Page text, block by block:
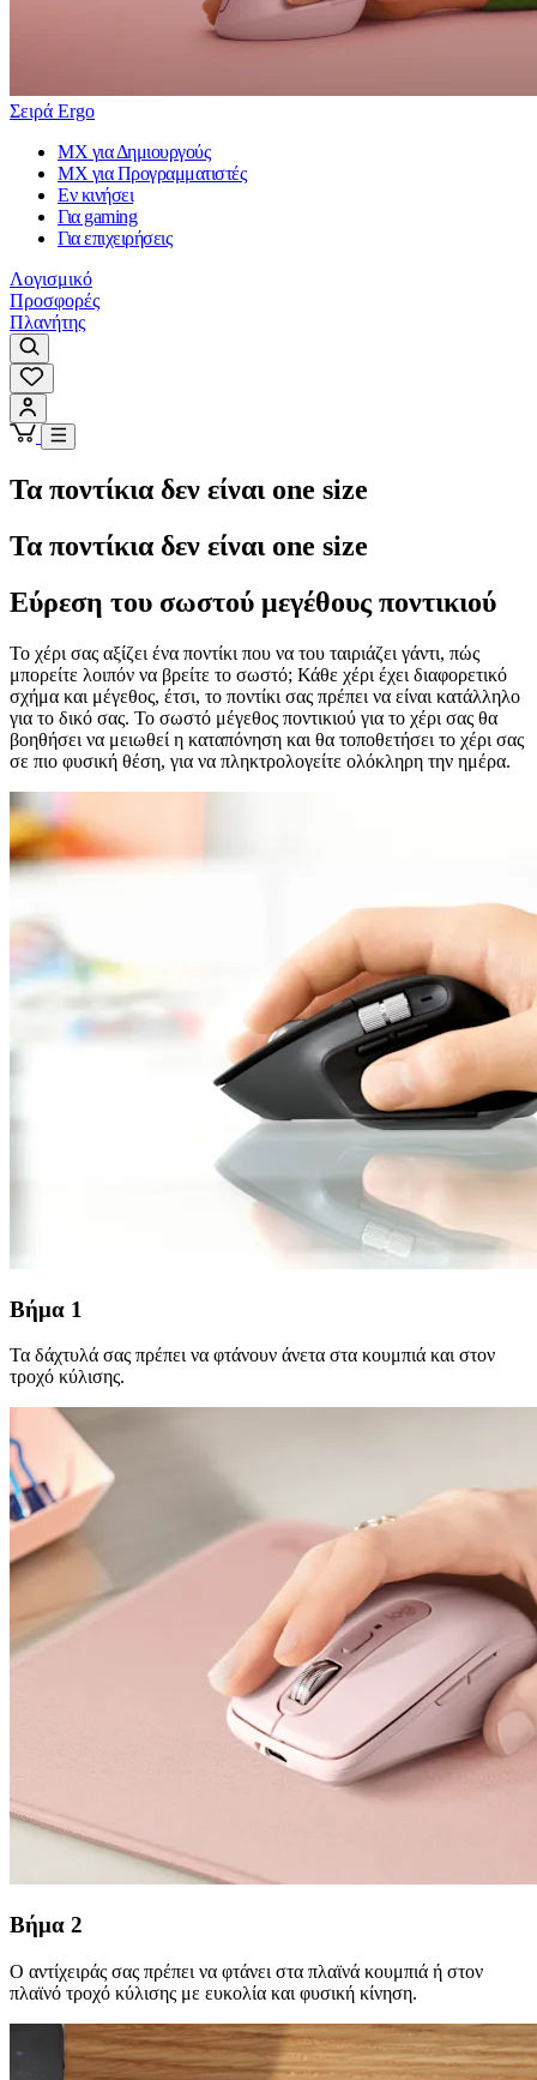
Σειρά Ergo
MX για Δημιουργούς
MX για Προγραμματιστές
Εν κινήσει
Για gaming
Για επιχειρήσεις
Λογισμικό
Προσφορές
Πλανήτης
Τα ποντίκια δεν είναι one size
Τα ποντίκια δεν είναι one size
Εύρεση του σωστού μεγέθους ποντικιού
Το χέρι σας αξίζει ένα ποντίκι που να του ταιριάζει γάντι, πώς
μπορείτε λοιπόν να βρείτε το σωστό; Κάθε χέρι έχει διαφορετικό
σχήμα και μέγεθος, έτσι, το ποντίκι σας πρέπει να είναι κατάλληλο
για το δικό σας. Το σωστό μέγεθος ποντικιού για το χέρι σας θα
βοηθήσει να μειωθεί η καταπόνηση και θα τοποθετήσει το χέρι σας
σε πιο φυσική θέση, για να πληκτρολογείτε ολόκληρη την ημέρα.
Βήμα 1
Τα δάχτυλά σας πρέπει να φτάνουν άνετα στα κουμπιά και στον
τροχό κύλισης.
Βήμα 2
Ο αντίχειράς σας πρέπει να φτάνει στα πλαϊνά κουμπιά ή στον
πλαϊνό τροχό κύλισης με ευκολία και φυσική κίνηση.